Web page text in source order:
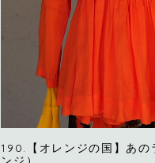
190.【オレンジの国】あの